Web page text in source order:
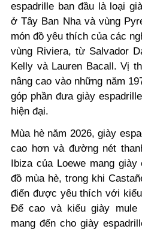
espadrille ban đầu là loại
ở Tây Ban Nha và vùng
món đồ yêu thích của các
vùng Riviera, từ Salvador
Kelly và Lauren Bacall. Vị
nâng cao vào những năm
góp phần đưa giày
hiện đại.
Mùa hè năm 2026, giày
cao hơn và đường nét
Ibiza của Loewe mang
đồ mùa hè, trong khi
điển được yêu thích với
Đế cao và kiểu giày mule
mang đến cho giày